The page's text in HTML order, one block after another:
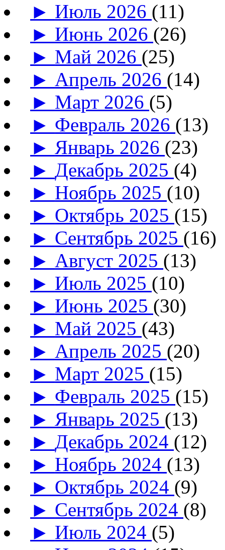
► Июль 2026 (11)
► Июнь 2026 (26)
► Май 2026 (25)
► Апрель 2026 (14)
► Март 2026 (5)
► Февраль 2026 (13)
► Январь 2026 (23)
►Декабрь 2025 (4)
► Ноябрь 2025 (10)
► Октябрь 2025 (15)
► Сентябрь 2025 (16)
► Август 2025 (13)
► Июль 2025 (10)
► Июнь 2025 (30)
► Май 2025 (43)
► Апрель 2025 (20)
► Март 2025 (15)
► Февраль 2025 (15)
► Январь 2025 (13)
►Декабрь 2024 (12)
► Ноябрь 2024 (13)
► Октябрь 2024 (9)
► Сентябрь 2024 (8)
► Июль 2024 (5)